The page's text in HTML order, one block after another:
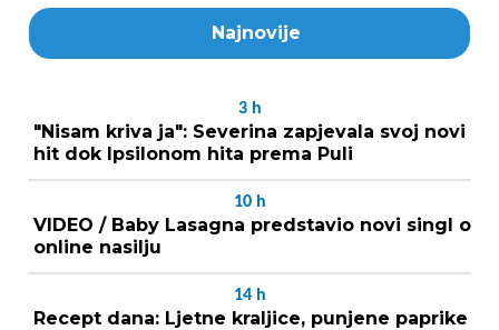
Najnovije
3 h
"Nisam kriva ja": Severina zapjevala svoj novi
hit dok Ipsilonom hita prema Puli
10 h
VIDEO / Baby Lasagna predstavio novi singl o
online nasilju
14 h
Recept dana: Ljetne kraljice, punjene paprike